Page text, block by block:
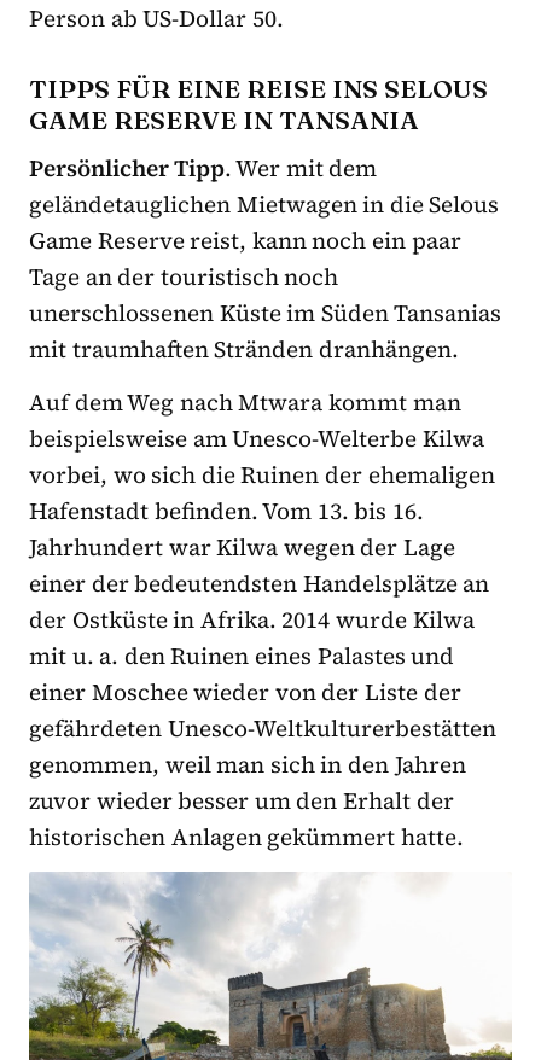
Person ab US-Dollar 50.
TIPPS FÜR EINE REISE INS SELOUS
GAME RESERVE IN TANSANIA
Persönlicher Tipp. Wer mit dem
geländetauglichen Mietwagen in die Selous
Game Reserve reist, kann noch ein paar
Tage an der touristisch noch
unerschlossenen Küste im Süden Tansanias
mit traumhaften Stränden dranhängen.
Auf dem Weg nach Mtwara kommt man
beispielsweise am Unesco-Welterbe Kilwa
vorbei, wo sich die Ruinen der ehemaligen
Hafenstadt befinden. Vom 13. bis 16.
Jahrhundert war Kilwa wegen der Lage
einer der bedeutendsten Handelsplätze an
der Ostküste in Afrika. 2014 wurde Kilwa
mit u. a. den Ruinen eines Palastes und
einer Moschee wieder von der Liste der
gefährdeten Unesco-Weltkulturerbestätten
genommen, weil man sich in den Jahren
zuvor wieder besser um den Erhalt der
historischen Anlagen gekümmert hatte.